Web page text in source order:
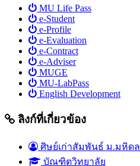
MU Life Pass
e-Student
e-Profile
e-Evaluation
e-Contract
e-Adviser
MUGE
MU-LabPass
English Development
ลิงก์ที่เกี่ยวข้อง
ศิษย์เก่าสัมพันธ์ ม.มหิดล
บัณฑิตวิทยาลัย